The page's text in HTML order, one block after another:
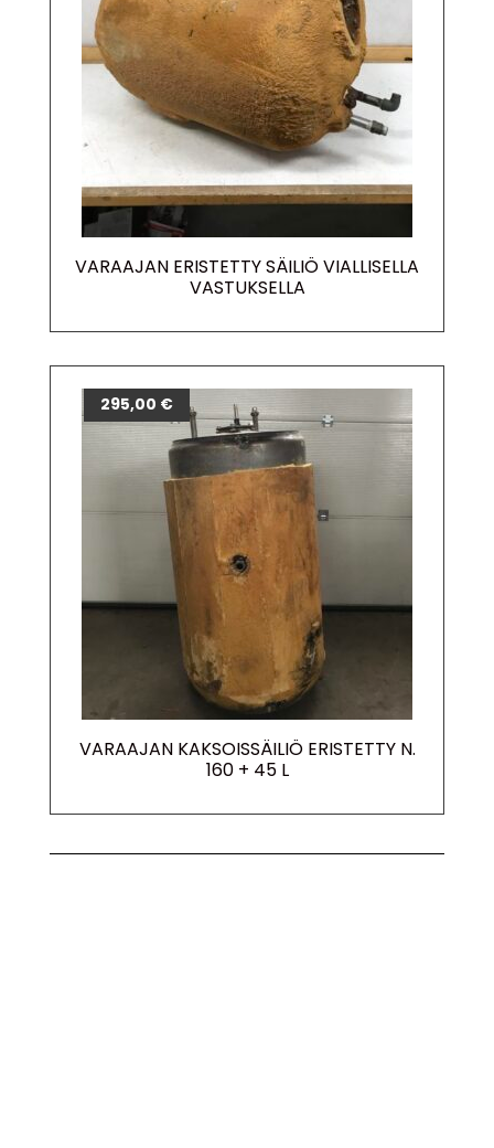
VARAAJAN ERISTETTY SÄILIÖ VIALLISELLA
VASTUKSELLA
VARAAJAN KAKSOISSÄILIÖ ERISTETTY N.
160 + 45 L
295,00 €